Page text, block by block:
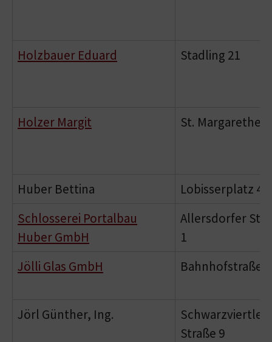
Holzbauer Eduard Stadling 21
Holzer Margit St. Margarethen
Huber Bettina
Lobisserplatz 4
Schlosserei Portalbau
Huber GmbH
Allersdorfer
1
Jölli Glas GmbH
Bahnhofstraße 2
Jörl Günther, Ing.
Schwarzviertler
Straße 9